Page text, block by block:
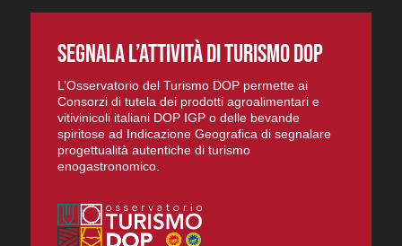
SEGNALA L’ATTIVITÀ DI TURISMO DOP
L’Osservatorio del Turismo DOP permette ai
Consorzi di tutela dei prodotti agroalimentari e
vitivinicoli italiani DOP IGP o delle bevande
spiritose ad Indicazione Geografica di segnalare
progettualità autentiche di turismo
enogastronomico.